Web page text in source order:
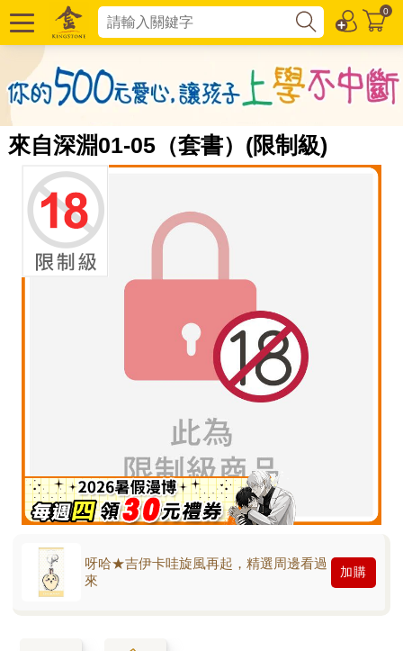
0
來自深淵01-05（套書）(限制級)
呀哈★吉伊卡哇旋風再起，精選周邊看過
來
加購